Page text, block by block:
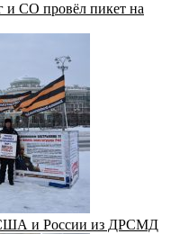
и СО провёл пикет на
и России из ДРСМД